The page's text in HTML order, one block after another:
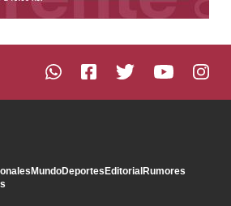
MundoDeportesEditorialRumores